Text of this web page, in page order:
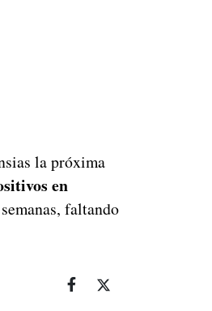
la próxima
en
faltando